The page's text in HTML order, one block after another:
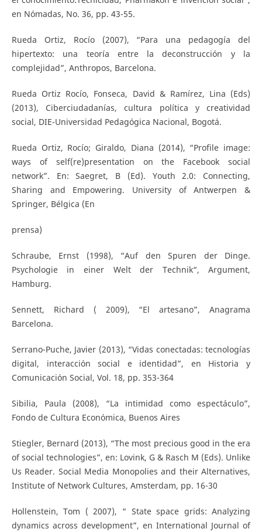
en Nómadas, No. 36, pp. 43-55.
Rueda Ortiz, Rocío (2007), “Para una pedagogía del
hipertexto: una teoría entre la deconstrucción y la
complejidad”, Anthropos, Barcelona.
Rueda Ortiz Rocío, Fonseca, David & Ramírez, Lina (Eds)
(2013), Ciberciudadanías, cultura política y creatividad
social, DIE-Universidad Pedagógica Nacional, Bogotá.
Rueda Ortiz, Rocío; Giraldo, Diana (2014), “Profile image:
ways of self(re)presentation on the Facebook social
network”. En: Saegret, B (Ed). Youth 2.0: Connecting,
Sharing and Empowering. University of Antwerpen &
Springer, Bélgica (En
prensa)
Schraube, Ernst (1998), “Auf den Spuren der Dinge.
Psychologie in einer Welt der Technik“, Argument,
Hamburg.
Sennett, Richard ( 2009), “El artesano”, Anagrama
Barcelona.
Serrano-Puche, Javier (2013), “Vidas conectadas: tecnologías
digital, interacción social e identidad”, en Historia y
Comunicación Social, Vol. 18, pp. 353-364
Sibilia, Paula (2008), “La intimidad como espectáculo”,
Fondo de Cultura Económica, Buenos Aires
Stiegler, Bernard (2013), “The most precious good in the era
of social technologies”, en: Lovink, G & Rasch M (Eds). Unlike
Us Reader. Social Media Monopolies and their Alternatives,
Institute of Network Cultures, Amsterdam, pp. 16-30
Hollenstein, Tom ( 2007), “ State space grids: Analyzing
dynamics across development”, en International Journal of